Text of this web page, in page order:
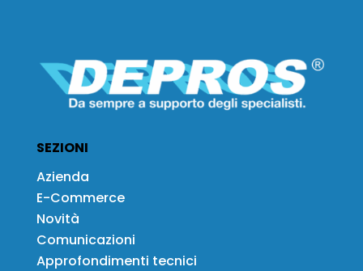
SEZIONI
Azienda
E-Commerce
Novità
Comunicazioni
Approfondimenti tecnici